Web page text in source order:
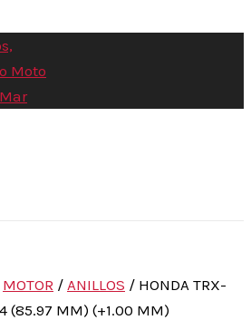
MOTOR / ANILLOS / HONDA TRX-
(85.97 MM) (+1.00 MM)